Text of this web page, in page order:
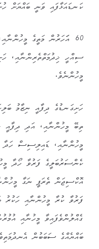
ކަނޑައަޅާފައި ވަނީ ބައްޔަށް
60 އަަހަރުން މަތީގެ
ސިއްހީ ޚިދުމަތްތެރިންނާއި،
މީހުންނެވެ.
ހަށިގަނޑުގެ ދިފާއީ ނިޒާމު
ތިބޭ މީހުންނާއި، އަދި
މީހުންނާއި، ޑައިލިސިސް ހަދާ
ކެންސަރުބަލީގެ ފަރުވާ ހޯދާ
އޮކްސިޖަން ތެރަޕީ ނަގާ
ފަރުވާ ކުރާ މީހުންނާއި
ގެއްލުންވެފައިވާ މީހުނާއި
ބައްޔެއްގެ ސަބަބުން